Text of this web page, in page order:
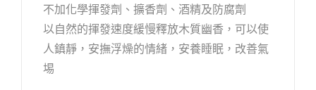
不加化學揮發劑、擴香劑、酒精及防腐劑
以自然的揮發速度緩慢釋放木質幽香，可以使
人鎮靜，安撫浮燥的情緒，安養睡眠，改善氣
埸